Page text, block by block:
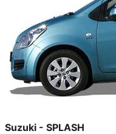
Suzuki - SPLASH